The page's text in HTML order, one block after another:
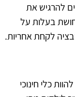
להרגיש את
בעלות על
לקחת אחריות.
כלי חינוכי